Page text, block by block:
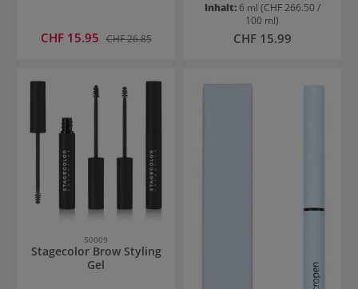
Verkaufspreis:
CHF 15.95 Regulärer Preis:
CHF 26.85
Inhalt: 6 ml (CHF 266.50 /
100 ml)
Regulärer Preis:
CHF 15.99
50009
Stagecolor Brow Styling
Gel